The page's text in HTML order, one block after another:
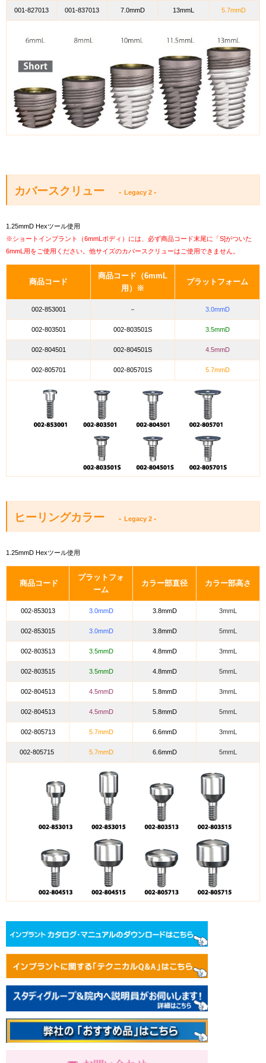
001-827013 001-837013 7.0mmD 13mmL 5.7mmD
カバースクリュー - Legacy 2 -
1.25mmD Hexツール使用
※ショートインプラント（6mmLボディ）には、必ず商品コード末尾に「S]がついた
6mmL用をご使用ください。他サイズのカバースクリューはご使用できません。
商品コード
商品コード（6mmL
用）※
プラットフォーム
002-853001 － 3.0mmD
002-803501 002-803501S 3.5mmD
002-804501 002-804501S 4.5mmD
002-805701 002-805701S 5.7mmD
ヒーリングカラー - Legacy 2 -
1.25mmD Hexツール使用
商品コード
プラットフォ
ーム
カラー部直径 カラー部高さ
002-853013 3.0mmD 3.8mmD 3mmL
002-853015 3.0mmD 3.8mmD 5mmL
002-803513 3.5mmD 4.8mmD 3mmL
002-803515 3.5mmD 4.8mmD 5mmL
002-804513 4.5mmD 5.8mmD 3mmL
002-804513 4.5mmD 5.8mmD 5mmL
002-805713 5.7mmD 6.6mmD 3mmL
002-805715 5.7mmD 6.6mmD 5mmL